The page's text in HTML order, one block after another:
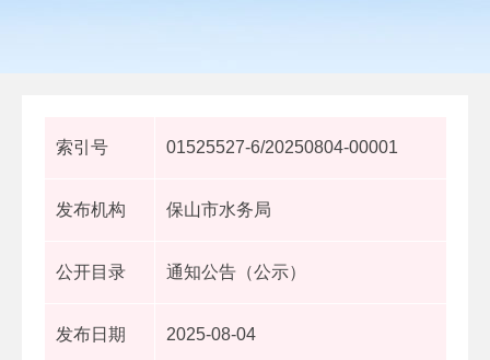
索引号 01525527-6/20250804-00001
发布机构 保山市水务局
公开目录 通知公告（公示）
发布日期 2025-08-04